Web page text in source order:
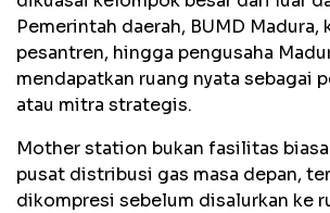
Pemerintah daerah, BUMD Madura,
pesantren, hingga pengusaha
mendapatkan ruang nyata sebagai
atau mitra strategis.
Mother station bukan fasilitas
pusat distribusi gas masa depan,
dikompresi sebelum disalurkan ke